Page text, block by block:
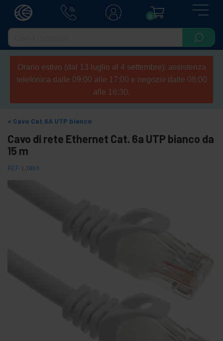
0
Orario estivo (dal 13 luglio al 4 settembre): assistenza
telefonica dalle 09:00 alle 17:00 e negozio dalle 08:00
alle 16:30.
Cavo Cat.6A UTP bianco
Cavo di rete Ethernet Cat. 6a UTP bianco da
15 m
REF: LJ069